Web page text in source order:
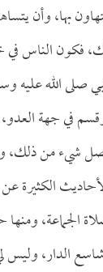
بها، وأن
ذلك، فكون
صلى الله
في جهة
شيء من ذلك،
الكثيرة عن
الجماعة،
الدار، وليس